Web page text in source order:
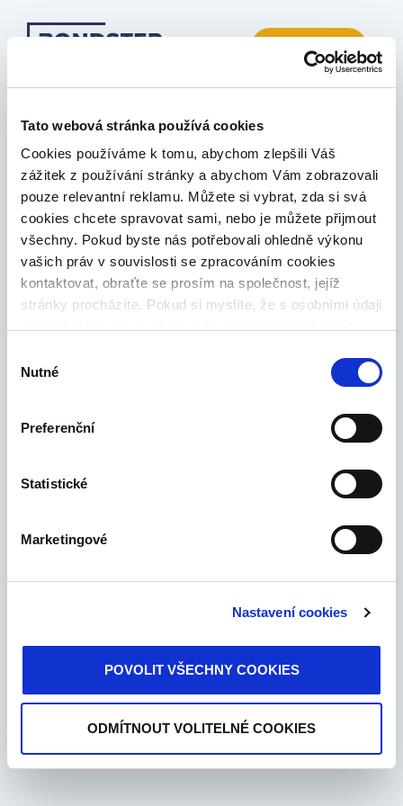
Tato webová stránka používá cookies
Cookies používáme k tomu, abychom zlepšili Váš
zážitek z používání stránky a abychom Vám zobrazovali
pouze relevantní reklamu. Můžete si vybrat, zda si svá
cookies chcete spravovat sami, nebo je můžete přijmout
všechny. Pokud byste nás potřebovali ohledně výkonu
vašich práv v souvislosti se zpracováním cookies
kontaktovat, obraťte se prosím na společnost, jejíž
stránky procházíte. Pokud si myslíte, že s osobními údaji
však rádi, pokud se nejdříve obrátíte přímo na nás a
budeme tak moct Váš požadavek obratem vyřešit. Svoje
nastavení můžete kdykoliv změnit v zápatí stránky
„Nastavení cookies“.
souhlasu
Nutné
Preferenční
Statistické
Marketingové
Nastavení cookies
POVOLIT VŠECHNY COOKIES
ODMÍTNOUT VOLITELNÉ COOKIES
E-mailová adresa
Heslo
ZAPOMNĚLI JSTE HESLO?
PŘIHLÁSIT